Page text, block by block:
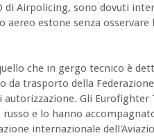
di Airpolicing, sono dovuti
aereo estone senza
che in gergo tecnico è
trasporto della Federazione
Gli Eurofighter
e lo hanno
internazionale